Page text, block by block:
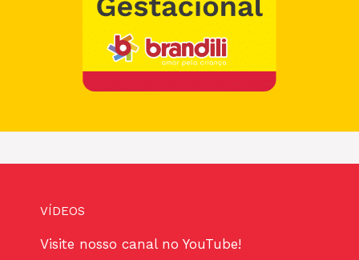
VÍDEOS
Visite nosso canal no YouTube!